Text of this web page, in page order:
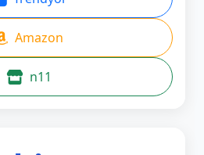
Amazon
n11